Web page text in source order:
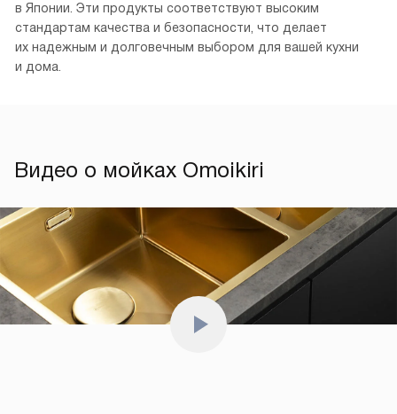
в Японии. Эти продукты соответствуют высоким
стандартам качества и безопасности, что делает
их надежным и долговечным выбором для вашей кухни
и дома.
Видео о мойках Omoikiri